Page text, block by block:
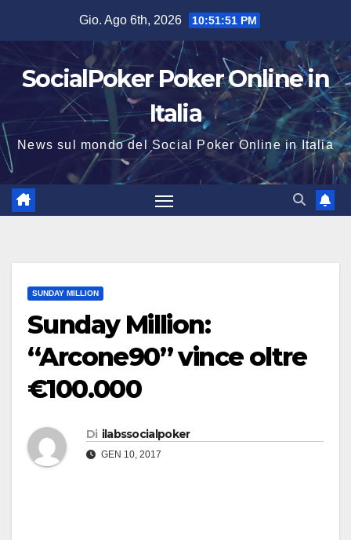
contenuto
Gio. Ago 6th, 2026 10:51:52 PM
SocialPoker Poker Online in
Italia
News sul mondo del Social Poker Online in Italia
SUNDAY MILLION
Sunday Million:
“Arcone90” vince oltre
€100.000
Di ilabssocialpoker
GEN 10, 2017